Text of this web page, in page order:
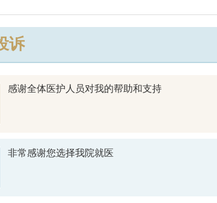
诉
感谢全体医护人员对我的帮助和支持
非常感谢您选择我院就医